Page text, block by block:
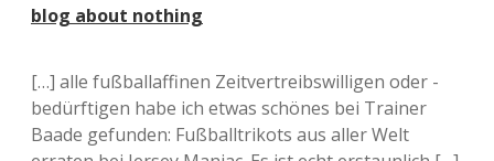
blog about nothing
[…] alle fußballaffinen Zeitvertreibswilligen oder -
bedürftigen habe ich etwas schönes bei Trainer
Baade gefunden: Fußballtrikots aus aller Welt